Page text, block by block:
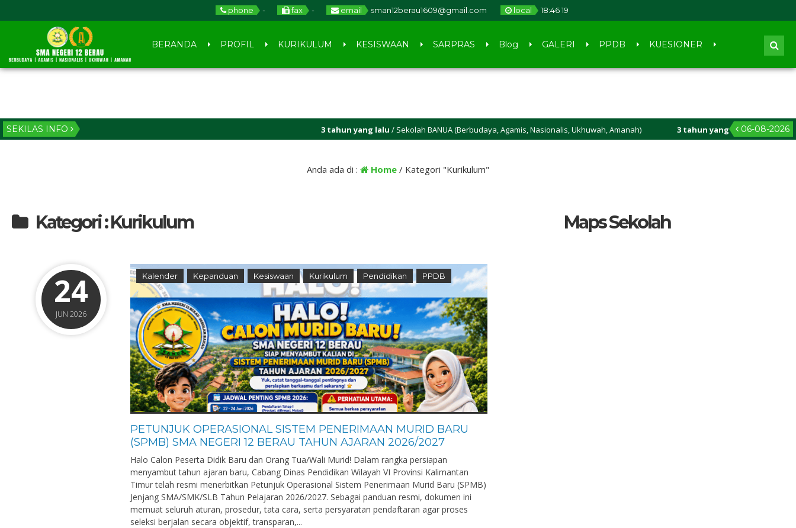
phone - fax - email sman12berau1609@gmail.com local 18:46 20
BERANDA PROFIL KURIKULUM KESISWAAN SARPRAS Blog GALERI PPDB KUESIONER
SEKILAS INFO 06-08-2026
3 tahun yang lalu/ Sekolah BANUA (Berbudaya, Agamis, Nasionalis, Ukhuwah, Amanah) 3 tahun yang lalu/ SMA Maju Bersama Hebat
Anda ada di : Home / Kategori "Kurikulum"
Kategori : Kurikulum
24
JUN 2026
Kalender Kepanduan Kesiswaan Kurikulum Pendidikan PPDB
PETUNJUK OPERASIONAL SISTEM PENERIMAAN MURID BARU
(SPMB) SMA NEGERI 12 BERAU TAHUN AJARAN 2026/2027
Halo Calon Peserta Didik Baru dan Orang Tua/Wali Murid! Dalam rangka persiapan
menyambut tahun ajaran baru, Cabang Dinas Pendidikan Wilayah VI Provinsi Kalimantan
Timur telah resmi menerbitkan Petunjuk Operasional Sistem Penerimaan Murid Baru (SPMB)
Jenjang SMA/SMK/SLB Tahun Pelajaran 2026/2027. Sebagai panduan resmi, dokumen ini
memuat seluruh aturan, prosedur, tata cara, serta persyaratan pendaftaran agar proses
seleksi berjalan secara objektif, transparan,...
Maps Sekolah